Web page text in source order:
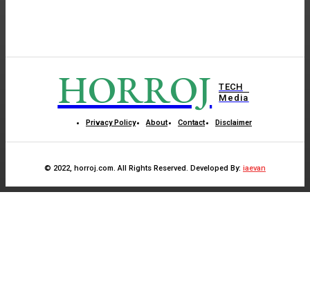
HORROJ
TECH
Media
Privacy Policy About Contact Disclaimer
© 2022, horroj.com. All Rights Reserved. Developed By: iaevan